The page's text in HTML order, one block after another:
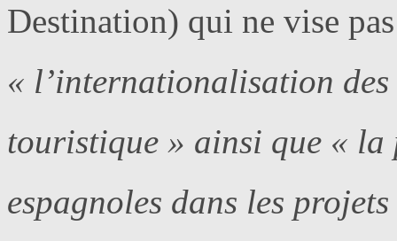
Destination) qui ne vise
« l’internationalisation
touristique » ainsi que «
espagnoles dans les